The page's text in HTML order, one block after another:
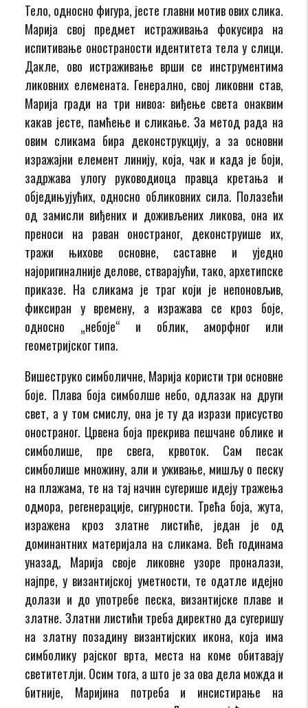
Тело, односно фигура, јесте главни мотив ових слика.
Марија свој предмет истраживања фокусира на
испитивање оностраности идентитета тела у слици.
Дакле, ово истраживање врши се инструментима
ликовних елемената. Генерално, свој ликовни став,
Марија гради на три нивоа: виђење света онаквим
какав јесте, памћење и сликање. За метод рада на
овим сликама бира деконструкцију, а за основни
изражајни елемент линију, која, чак и када је боји,
задржава улогу руководиоца правца кретања и
обједињујућих, односно обликовних сила. Полазећи
од замисли виђених и доживљених ликова, она их
преноси на раван оностраног, деконструише их,
тражи њихове основне, саставне и уједно
најоригиналније делове, стварајући, тако, архетипске
приказе. На сликама је траг који је непоновљив,
фиксиран у времену, а изражава се кроз боје,
односно „небоје“ и облик, аморфног или
геометријског типа.
Вишеструко симболичне, Марија користи три основне
боје. Плава боја симболше небо, одлазак на други
свет, а у том смислу, она је ту да изрази присуство
оностраног. Црвена боја прекрива пешчане облике и
симболише, пре свега, крвоток. Сам песак
симболише множину, али и уживање, мишљу о песку
на плажама, те на тај начин сугерише идеју тражења
одмора, регенерације, сигурности. Трећа боја, жута,
изражена кроз златне листиће, један је од
доминантних материјала на сликама. Већ годинама
уназад, Марија своје ликовне узоре проналази,
најпре, у византијској уметности, те одатле идејно
долази и до употребе песка, византијске плаве и
златне. Златни листићи треба директно да сугеришу
на златну позадину византијских икона, која има
симболику рајског врта, места на коме обитавају
светитетлји. Осим тога, а што је за ова дела можда и
битније, Маријина потреба и инсистирање на